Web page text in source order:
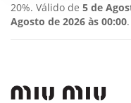
20%. Válido de 5 de
Agosto de 2026 às 00:00.